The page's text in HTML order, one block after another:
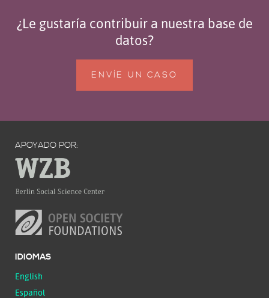
¿Le gustaría contribuir a nuestra base de
datos?
ENVÍE UN CASO
APOYADO POR:
IDIOMAS
English
Español